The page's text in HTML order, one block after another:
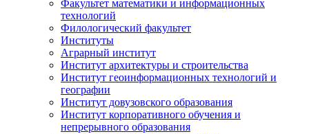
Факультет математики и информационных
технологий
Филологический факультет
Институты
Аграрный институт
Институт архитектуры и строительства
Институт геоинформационных технологий и
географии
Институт довузовского образования
Институт корпоративного обучения и
непрерывного образования